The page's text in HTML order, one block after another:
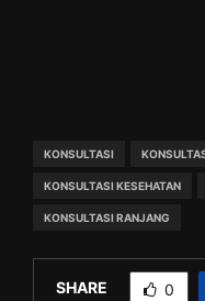
KONSULTASI
KONSULTASI KESEHATAN
KONSULTASI RANJANG
SHARE 0